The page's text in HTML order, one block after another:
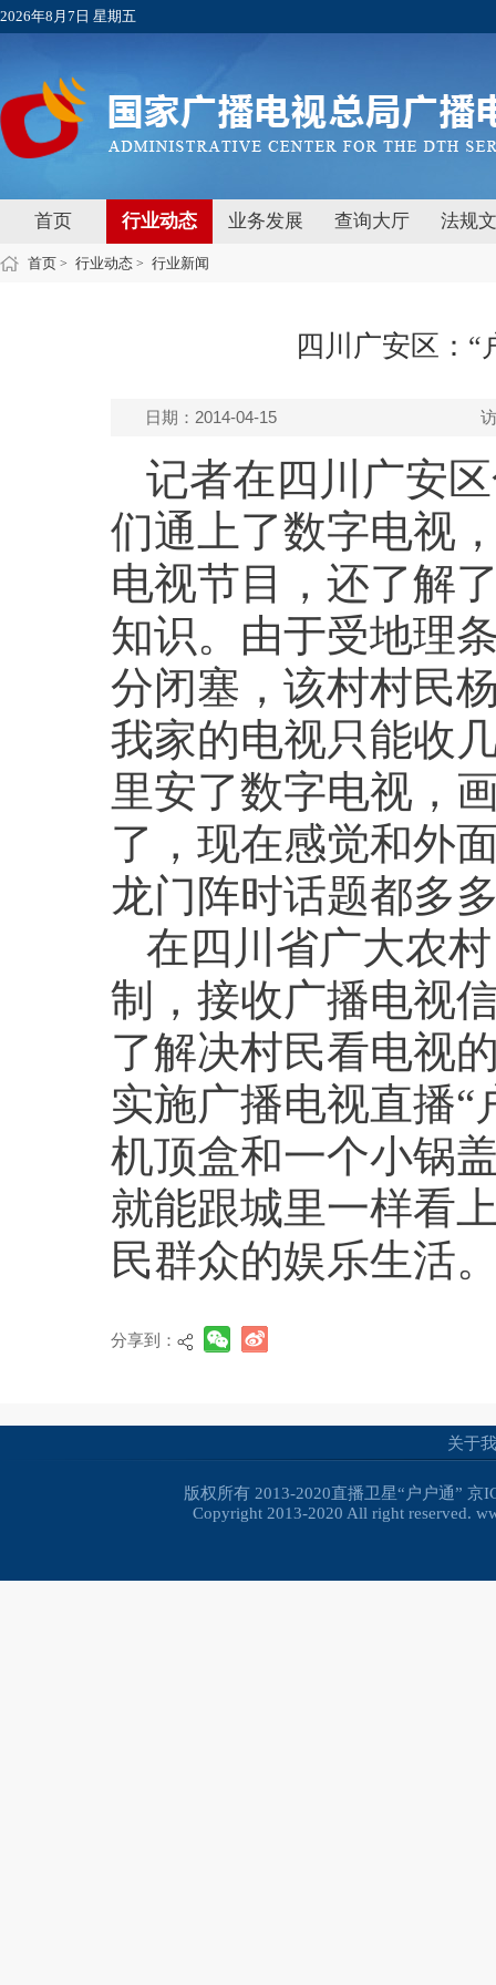
2026年8月7日 星期五
首页 行业动态 业务发展 查询大厅 法规
首页 > 行业动态 > 行业新闻
四川广安区：“
日期：2014-04-15
记者在四川广安
们通上了数字电视
电视节目，还了解
知识。由于受地理
分闭塞，该村村民
我家的电视只能收
里安了数字电视，
了，现在感觉和外
龙门阵时话题都多
在四川省广大农
制，接收广播电视
了解决村民看电视
实施广播电视直播“
机顶盒和一个小锅
就能跟城里一样看
民群众的娱乐生活
分享到：
关于
版权所有 2013-2020直播卫星“户户通” 京
Copyright 2013-2020 All right reserved.